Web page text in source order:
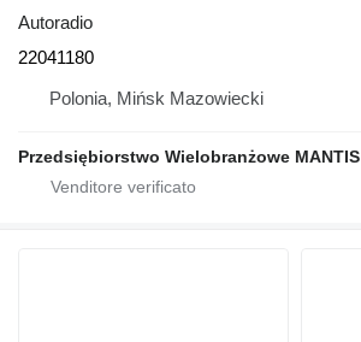
Autoradio
22041180
Polonia, Mińsk Mazowiecki
Przedsiębiorstwo Wielobranżowe MANTIS